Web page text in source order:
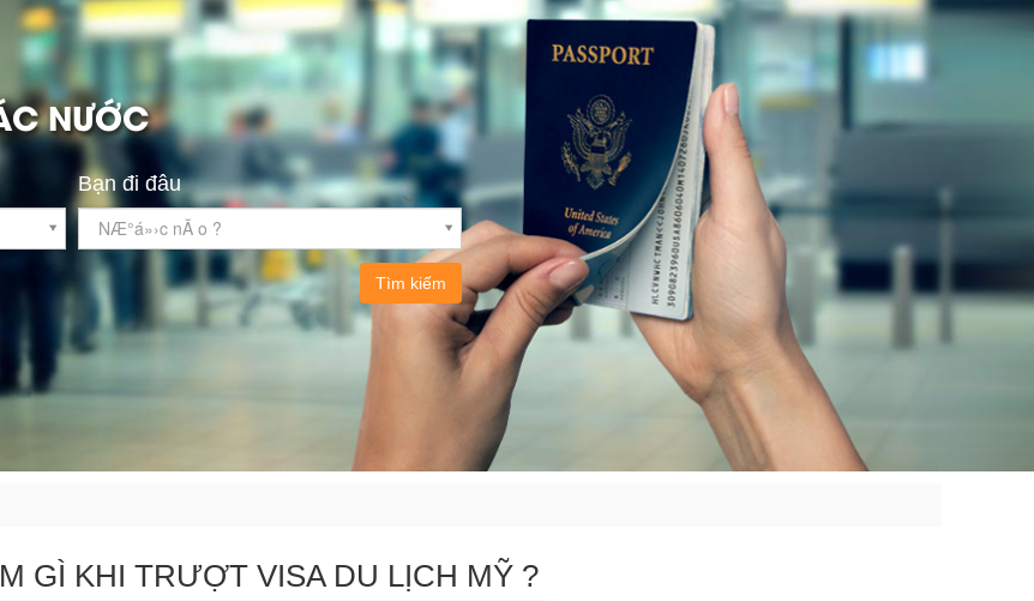
NƯỚC
Bạn đi đâu
NÆ°á»›c nÃ o ?
Tìm kiếm
GÌ KHI TRƯỢT VISA DU LỊCH MỸ ?